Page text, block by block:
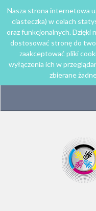
Nasza strona internetowa
ciasteczka) w celach
oraz funkcjonalnych. Dzięki
dostosować stronę do
zaakceptować pliki
wyłączenia ich w
zbierane